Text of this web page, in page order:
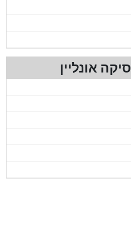
אונליין